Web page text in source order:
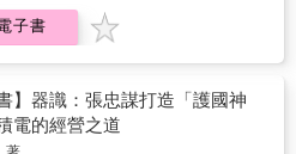
）
無情企業環境中，對靈魂摧殘的微
克斯》（Kirkus）令人
成功完成「揭開」華爾街傳說的不可
柯
引人入勝的新作，揭露了瑞‧達利歐之
題，也是家族企業的剛需：在台灣，
立，企業主大多屆臨退休交班的階
書正是以「無爭」接班為主軸，為企
法專書：關注家族企業接班與管理議
，但只看傳承經營與管理理念的商
夠，還要佐以法律才能讓家族企業
典型CEO‧平井一夫。 從音樂和電玩
公司到索尼集團的社長，& 眾人不看
營學」！ & SONY的事業版圖，從電
容產業、硬軟體產業、AI科技產
工業與金融服務等多元領域。 全球品
子書
】器識：張忠謀打造「護國神
電的經營之道